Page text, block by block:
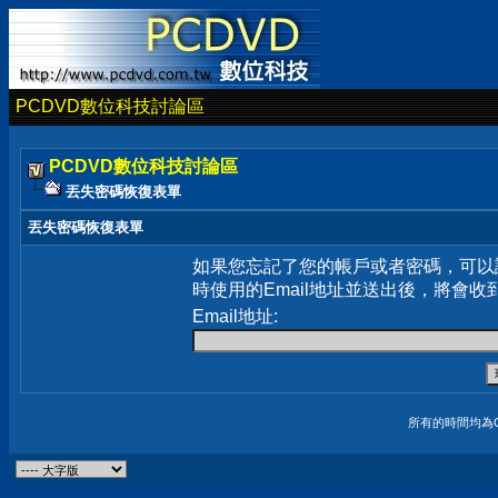
PCDVD數位科技討論區
PCDVD數位科技討論區
丟失密碼恢復表單
丟失密碼恢復表單
如果您忘記了您的帳戶或者密碼，可
時使用的Email地址並送出後，將會收
Email地址:
所有的時間均為